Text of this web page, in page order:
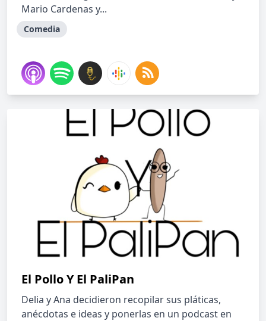
Mario Cardenas y...
Comedia
El Pollo Y El PaliPan
Delia y Ana decidieron recopilar sus pláticas,
anécdotas e ideas y ponerlas en un podcast en